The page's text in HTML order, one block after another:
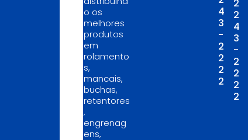
o os
melhores
produtos
em
rolamento
s,
mancais,
buchas,
retentores
,
engrenag
ens,
4
3
-
2
2
2
2
2
2
4
3
-
2
2
2
2